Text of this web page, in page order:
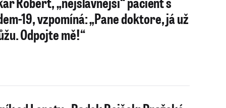
19, vzpomíná: „Pane doktore, já už
Odpojte mě!“